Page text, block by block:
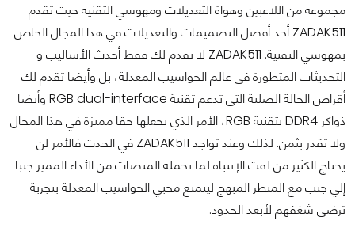
مجموعة من اللاعبين وهواة التعديلات ومهوسي التقنية حيث تقدم
ZADAK511 أحد أفضل التصميمات والتعديلات في هذا المجال الخاص
بمهوسي التقنية. ZADAK511 لا تقدم لك فقط أحدث الأساليب و
التحديثات المتطورة في عالم الحواسيب المعدلة، بل وأيضا تقدم لك
أقراص الحالة الصلبة التي تدعم تقنية RGB dual-interface وأيضا
ذواكر DDR4 بتقنية RGB، الأمر الذي يجعلها حقا مميزة في هذا المجال
ولا تقدر بثمن. لذلك وعند تواجد ZADAK511 في الحدث فالأمر لن
يحتاج الكثير من لفت الإنتباه لما تحمله المنصات من الأداء المميز جنبا
إلي جنب مع المنظر المبهج ليتمتع محبي الحواسيب المعدلة بتجربة
ترضي شغفهم لأبعد الحدود.